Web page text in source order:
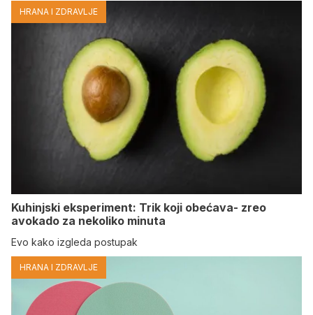
HRANA I ZDRAVLJE
Kuhinjski eksperiment: Trik koji obećava- zreo
avokado za nekoliko minuta
Evo kako izgleda postupak
HRANA I ZDRAVLJE